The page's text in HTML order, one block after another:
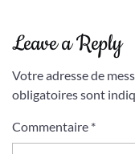
Leave a Reply
Votre adresse de
obligatoires sont
Commentaire *